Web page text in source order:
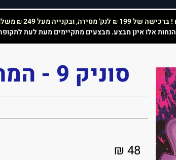
של 199 ₪ לנק' מסירה, ובקנייה מעל 249 ₪
אלו אינן מבצע. מבצעים מתקיימים מעת לעת
סוניק 9 - המרוץ להצלת אומגה
48 ₪